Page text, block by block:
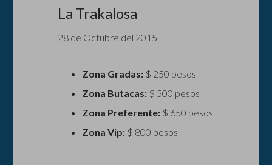
La Trakalosa
28 de Octubre del 2015
Zona Gradas: $ 250 pesos
Zona Butacas: $ 500 pesos
Zona Preferente: $ 650 pesos
Zona Vip: $ 800 pesos